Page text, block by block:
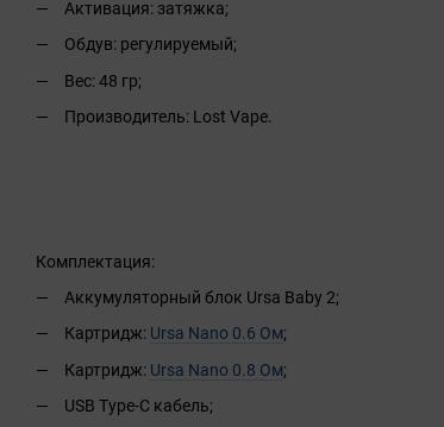
Активация: затяжка;
Обдув: регулируемый;
Вес: 48 гр;
Производитель: Lost Vape.
Комплектация:
Аккумуляторный блок Ursa Baby 2;
Картридж: Ursa Nano 0.6 Ом;
Картридж: Ursa Nano 0.8 Ом;
USB Type-C кабель;